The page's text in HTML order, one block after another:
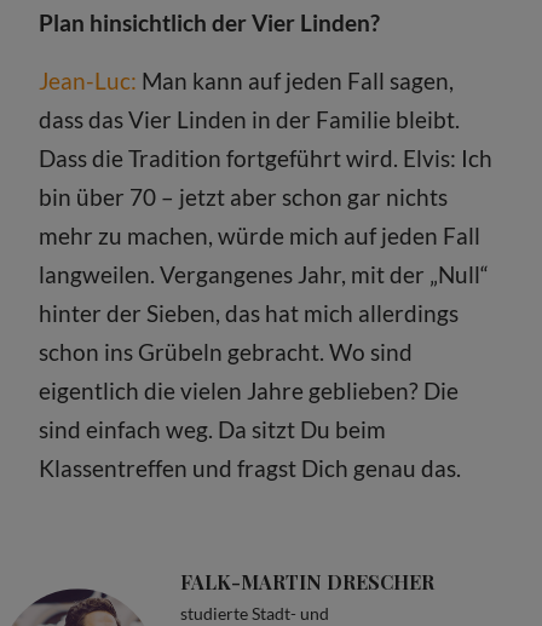
Plan hinsichtlich der Vier Linden?
Jean-Luc: Man kann auf jeden Fall sagen,
dass das Vier Linden in der Familie bleibt.
Dass die Tradition fortgeführt wird. Elvis: Ich
bin über 70 – jetzt aber schon gar nichts
mehr zu machen, würde mich auf jeden Fall
langweilen. Vergangenes Jahr, mit der „Null“
hinter der Sieben, das hat mich allerdings
schon ins Grübeln gebracht. Wo sind
eigentlich die vielen Jahre geblieben? Die
sind einfach weg. Da sitzt Du beim
Klassentreffen und fragst Dich genau das.
FALK-MARTIN DRESCHER
studierte Stadt- und